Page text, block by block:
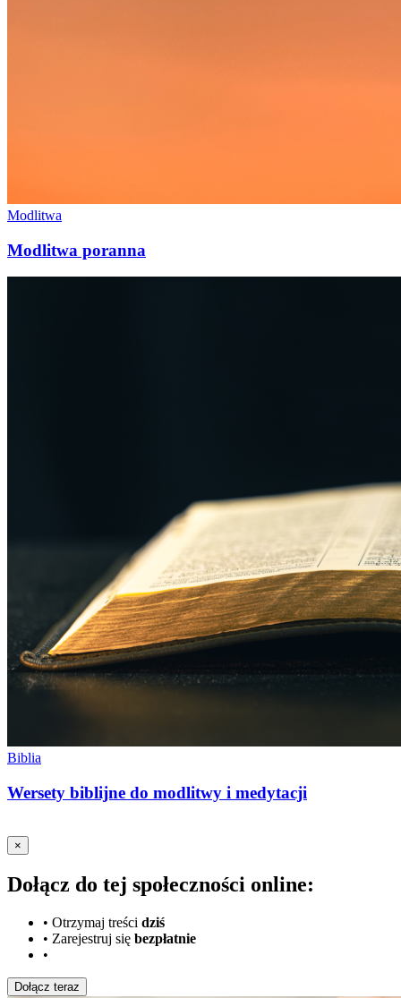
Modlitwa
Modlitwa poranna
Biblia
Wersety biblijne do modlitwy i medytacji
×
Dołącz do tej społeczności online:
• Otrzymaj treści dziś
• Zarejestruj się bezpłatnie
•
Dołącz teraz